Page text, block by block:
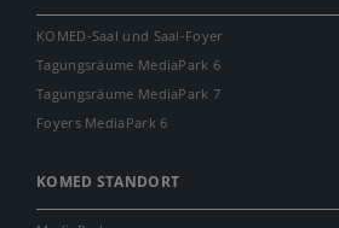
KOMED-Saal und Saal-Foyer
Tagungsräume MediaPark 6
Tagungsräume MediaPark 7
Foyers MediaPark 6
KOMED STANDORT